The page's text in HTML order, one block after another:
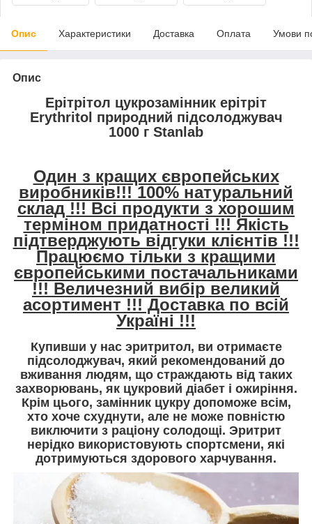
Опис Характеристики Доставка Оплата Умови
Опис
Ерітрітол цукрозамінник ерітріт
Erythritol природний підсолоджувач
1000 г Stanlab
Один з кращих європейських
виробників!!! 100% натуральний
склад !!! Всі продукти з хорошим
терміном придатності !!! Якість
підтверджують відгуки клієнтів !!!
Працюємо тільки з кращими
європейськими постачальниками
!!! Величезний вибір великий
асортимент !!! Доставка по всій
Україні !!!
Купивши у нас эритритол, ви отримаєте
підсолоджувач, який рекомендований до
вживання людям, що страждають від таких
захворювань, як цукровий діабет і ожиріння.
Крім цього, замінник цукру допоможе всім,
хто хоче схуднути, але не може повністю
виключити з раціону солодощі. Эритрит
нерідко використовують спортсмени, які
дотримуються здорового харчування.